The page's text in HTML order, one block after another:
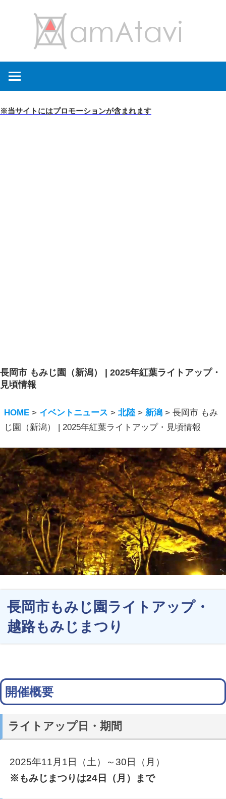
キ
を
→
※当サイトにはプロモーションが含まれます
長岡市 もみじ園（新潟） | 2025年紅葉ライトアップ・
見頃情報
HOME > イベントニュース >北陸 > 新潟 >長岡市 もみ
じ園（新潟） | 2025年紅葉ライトアップ・見頃情報
長岡市もみじ園ライトアップ・
越路もみじまつり
開催概要
ライトアップ日・期間
2025年11月1日（土）～30日（月）
※もみじまつりは24日（月）まで